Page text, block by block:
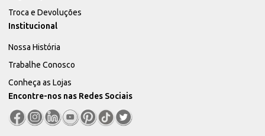
Troca e Devoluções
Institucional
Nossa História
Trabalhe Conosco
Conheça as Lojas
Encontre-nos nas Redes Sociais